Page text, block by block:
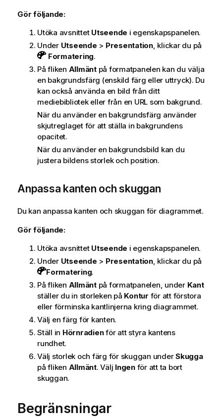
Gör följande:
Utöka avsnittet Utseende i egenskapspanelen.
Under Utseende > Presentation, klickar du på
Formatering.
På fliken Allmäntpå formatpanelen kan du välja
en bakgrundsfärg (enskild färg eller uttryck). Du
kan också använda en bild från ditt
mediebibliotek eller från en URL som bakgrund.
När du använder en bakgrundsfärg använder
skjutreglaget för att ställa in bakgrundens
opacitet.
När du använder en bakgrundsbild kan du
justera bildens storlek och position.
Anpassa kanten och skuggan
Du kan anpassa kanten och skuggan för diagrammet.
Gör följande:
Utöka avsnittet Utseende i egenskapspanelen.
Under Utseende > Presentation, klickar du på
Formatering.
På fliken Allmäntpå formatpanelen, under Kant
ställer du in storleken på Kontur för att förstora
eller förminska kantlinjerna kring diagrammet.
Välj en färg för kanten.
Ställ in Hörnradienför att styra kantens
rundhet.
Välj storlek och färg för skuggan underSkugga
på fliken Allmänt. Välj Ingenför att ta bort
skuggan.
Begränsningar